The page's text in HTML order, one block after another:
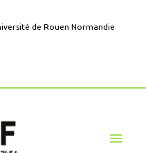
de Rouen Normandie